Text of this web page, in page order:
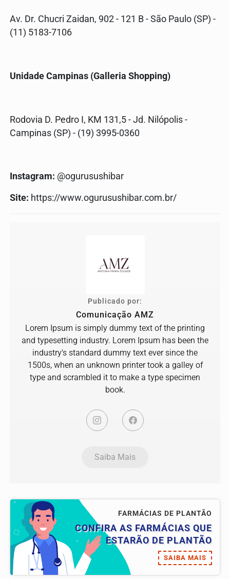
Av. Dr. Chucri Zaidan, 902 - 121 B - São Paulo (SP) -
(11) 5183-7106
Unidade Campinas (Galleria Shopping)
Rodovia D. Pedro I, KM 131,5 - Jd. Nilópolis -
Campinas (SP) - (19) 3995-0360
Instagram: @ogurusushibar
Site: https://www.ogurusushibar.com.br/
Publicado por:
Comunicação AMZ
Lorem Ipsum is simply dummy text of the printing
and typesetting industry. Lorem Ipsum has been the
industry's standard dummy text ever since the
1500s, when an unknown printer took a galley of
type and scrambled it to make a type specimen
book.
Saiba Mais
FARMÁCIAS DE PLANTÃO
CONFIRA AS FARMÁCIAS QUE
ESTARÃO DE PLANTÃO
SAIBA MAIS